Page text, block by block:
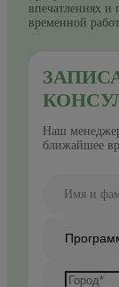
впечатлениях
временной
Наш
ближайшее
Имя и